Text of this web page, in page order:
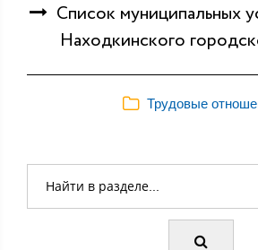
Cписок муниципальных
Находкинского
Трудовые